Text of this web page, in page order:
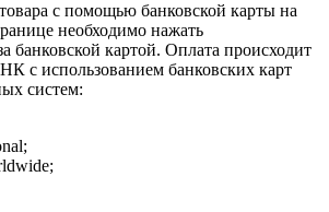
с помощью банковской карты на
необходимо нажать
банковской картой. Оплата происходит
с использованием банковских карт
систем: